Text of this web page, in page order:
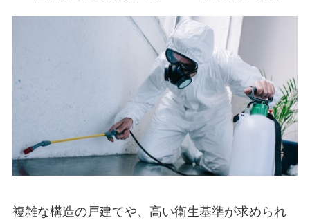
複雑な構造の戸建てや、高い衛生基準が求められ